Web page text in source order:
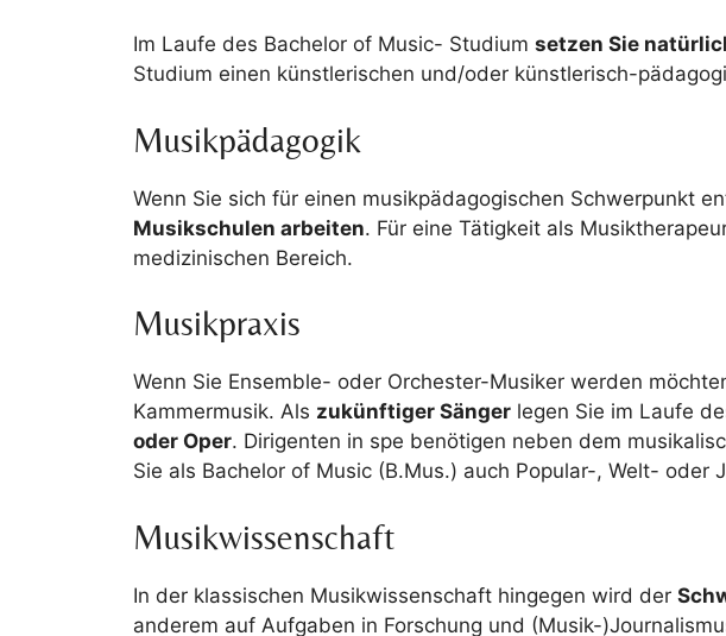
Im Laufe des Bachelor of Music- Studium setzen Sie
Studium einen künstlerischen und/oder künstlerisch-
Musikpädagogik
Wenn Sie sich für einen musikpädagogischen Schwerpunkt
Musikschulen arbeiten. Für eine Tätigkeit als
medizinischen Bereich.
Musikpraxis
Wenn Sie Ensemble- oder Orchester-Musiker werden
Kammermusik. Als zukünftiger Sänger legen Sie im Laufe
oder Oper. Dirigenten in spe benötigen neben dem
Sie als Bachelor of Music (B.Mus.) auch Popular-, Welt- oder
Musikwissenschaft
In der klassischen Musikwissenschaft hingegen wird der
anderem auf Aufgaben in Forschung und (Musik-